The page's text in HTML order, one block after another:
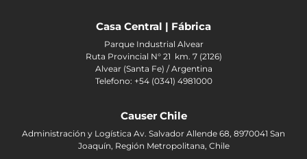
Casa Central | Fábrica
Parque Industrial Alvear
Ruta Provincial N° 21 km. 7 (2126)
Alvear (Santa Fe) / Argentina
Telefono: +54 (0341) 4981000
Causer Chile
Administración y Logística Av. Salvador Allende 68, 8970041 San
Joaquín, Región Metropolitana, Chile